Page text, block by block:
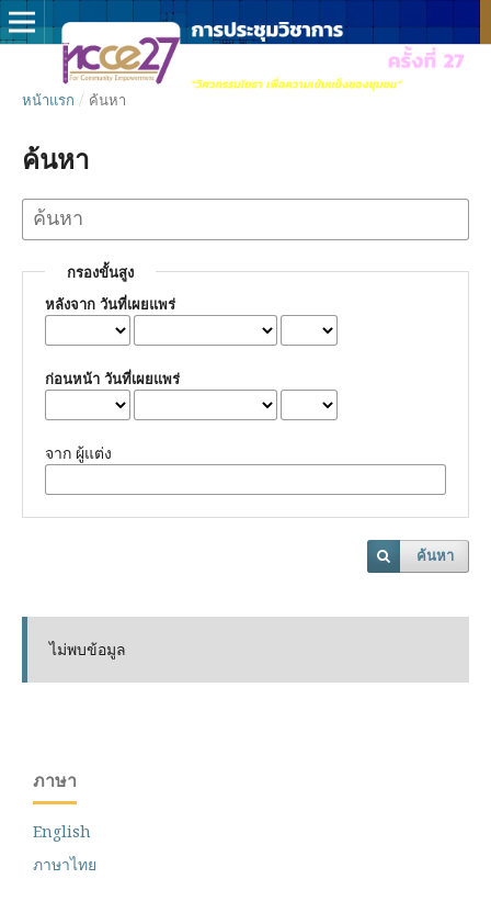
หน้าแรก / ค้นหา
ค้นหา
กรองขั้นสูง
หลังจาก วันที่เผยแพร่
ก่อนหน้า วันที่เผยแพร่
จาก ผู้แต่ง
ค้นหา
ไม่พบข้อมูล
ภาษา
English
ภาษาไทย